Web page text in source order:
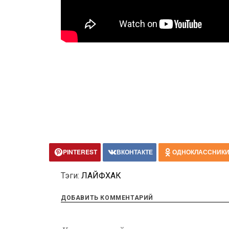
PINTEREST ВКОНТАКТЕ ОДНОКЛАССНИКИ
Тэги: ЛАЙФХАК
ДОБАВИТЬ КОММЕНТАРИЙ